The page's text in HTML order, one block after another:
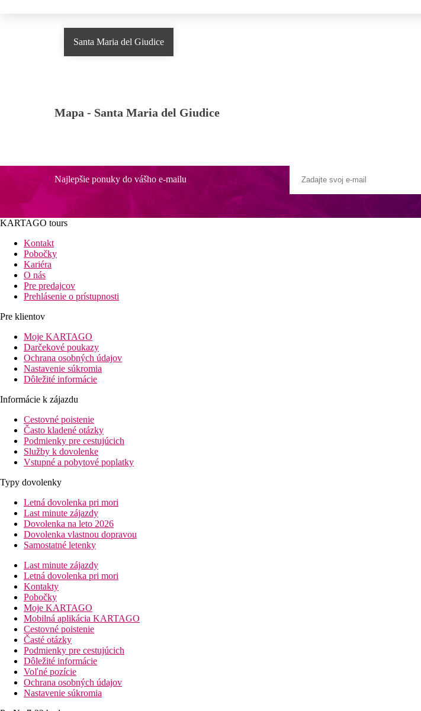
Santa Maria del Giudice
Mapa - Santa Maria del Giudice
Najlepšie ponuky do vášho e-mailu
KARTAGO tours
Kontakt
Pobočky
Kariéra
O nás
Pre predajcov
Prehlásenie o prístupnosti
Pre klientov
Moje KARTAGO
Darčekové poukazy
Ochrana osobných údajov
Nastavenie súkromia
Dôležité informácie
Informácie k zájazdu
Cestovné poistenie
Často kladené otázky
Podmienky pre cestujúcich
Služby k dovolenke
Vstupné a pobytové poplatky
Typy dovolenky
Letná dovolenka pri mori
Last minute zájazdy
Dovolenka na leto 2026
Dovolenka vlastnou dopravou
Samostatné letenky
Last minute zájazdy
Letná dovolenka pri mori
Kontakty
Pobočky
Moje KARTAGO
Mobilná aplikácia KARTAGO
Cestovné poistenie
Časté otázky
Podmienky pre cestujúcich
Dôležité informácie
Voľné pozície
Ochrana osobných údajov
Nastavenie súkromia